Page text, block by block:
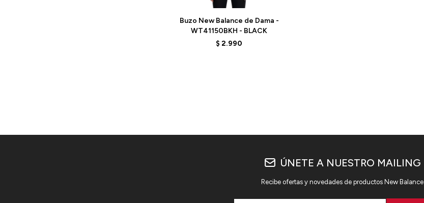
Buzo New Balance de Dama -
WT41150BKH - BLACK
$ 2.990
ÚNETE A NUESTRO MAILING
Recibe ofertas y novedades de productos New Balance